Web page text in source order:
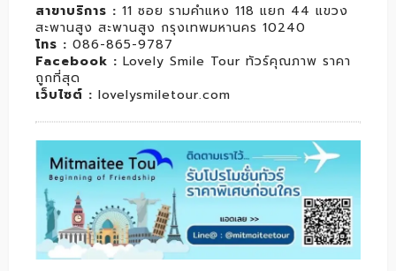
สาขาบริการ : 11 ซอย รามคำแหง 118 แยก 44 แขวง
สะพานสูง สะพานสูง กรุงเทพมหานคร 10240
โทร : 086-865-9787
Facebook : Lovely Smile Tour ทัวร์คุณภาพ ราคา
ถูกที่สุด
เว็บไซต์ : lovelysmiletour.com